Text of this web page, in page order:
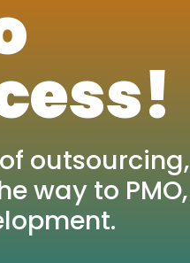
outsourcing,
way to PMO,